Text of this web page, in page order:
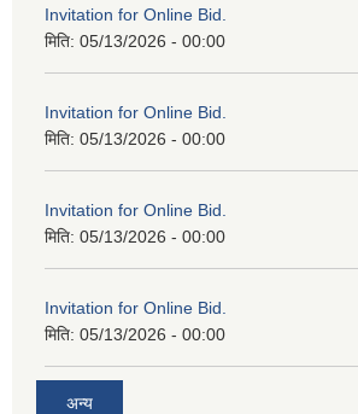
Invitation for Online Bid.
मिति: 05/13/2026 - 00:00
Invitation for Online Bid.
मिति: 05/13/2026 - 00:00
Invitation for Online Bid.
मिति: 05/13/2026 - 00:00
Invitation for Online Bid.
मिति: 05/13/2026 - 00:00
अन्य